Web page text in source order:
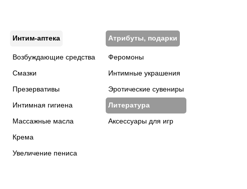
Интим-аптека
Возбуждающие средства
Смазки
Презервативы
Интимная гигиена
Массажные масла
Крема
Увеличение пениса
Атрибуты, подарки
Феромоны
Интимные украшения
Эротические сувениры
Литература
Аксессуары для игр